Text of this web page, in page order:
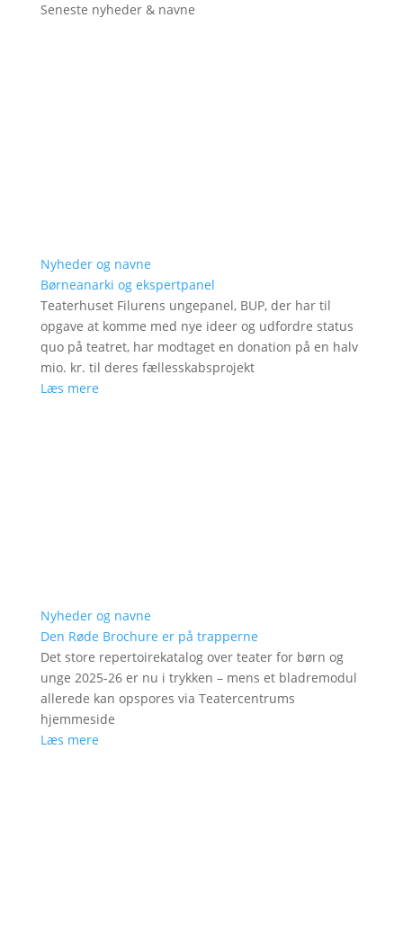
Seneste nyheder & navne
Nyheder og navne
Børneanarki og ekspertpanel
Teaterhuset Filurens ungepanel, BUP, der har til
opgave at komme med nye ideer og udfordre status
quo på teatret, har modtaget en donation på en halv
mio. kr. til deres fællesskabsprojekt
Læs mere
Nyheder og navne
Den Røde Brochure er på trapperne
Det store repertoirekatalog over teater for børn og
unge 2025-26 er nu i trykken – mens et bladremodul
allerede kan opspores via Teatercentrums
hjemmeside
Læs mere